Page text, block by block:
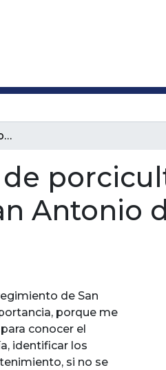
Manual de Funciones para el trabajo de porcicultura y mejoras de la Granja la Sorbetana, San Antonio de Prado – Antioquia
Antonio
de San
porque me
conocer el
identificar los
si no se